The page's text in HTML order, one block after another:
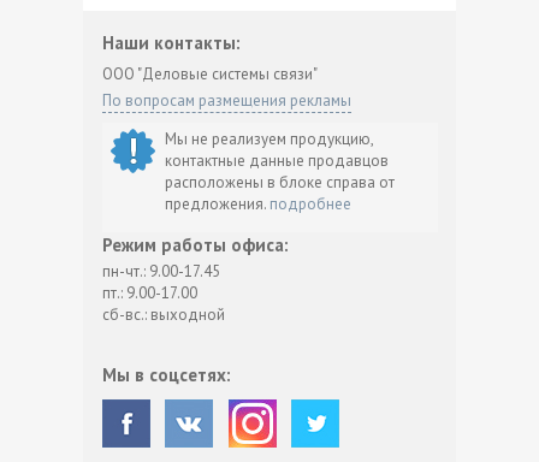
Наши контакты:
ООО "Деловые системы связи"
По вопросам размещения рекламы
Мы не реализуем продукцию,
контактные данные продавцов
расположены в блоке справа от
предложения. подробнее
Режим работы офиса:
пн-чт.: 9.00-17.45
пт.: 9.00-17.00
сб-вс.: выходной
Мы в соцсетях: